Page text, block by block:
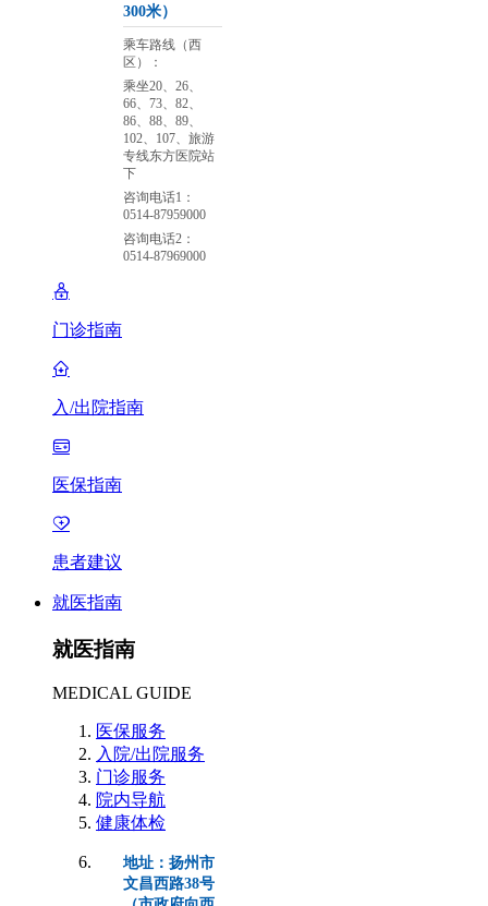
300米）
乘车路线（西
区）：
乘坐20、26、
66、73、82、
86、88、89、
102、107、旅游
专线东方医院站
下
咨询电话1：
0514-87959000
咨询电话2：
0514-87969000
门诊指南
入/出院指南
医保指南
患者建议
就医指南
就医指南
MEDICAL GUIDE
医保服务
入院/出院服务
门诊服务
院内导航
健康体检
地址：扬州市
文昌西路38号